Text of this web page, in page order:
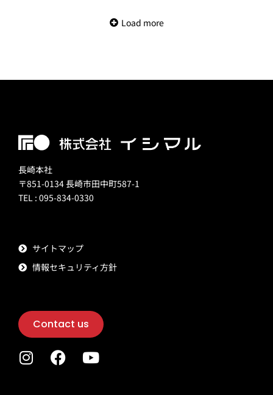
Load more
長崎本社
〒851-0134 長崎市田中町587-1
TEL : 095-834-0330
サイトマップ
情報セキュリティ方針
Contact us